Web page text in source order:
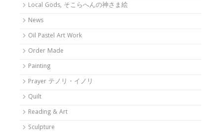
Local Gods, そこらへんの神さま絵
News
Oil Pastel Art Work
Order Made
Painting
Prayer テノリ・イノリ
Quilt
Reading & Art
Sculpture